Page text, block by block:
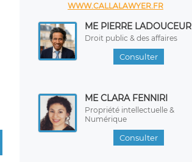
WWW.CALLALAWYER.FR
ME PIERRE LADOUCEUR
Droit public & des affaires
Consulter
ME CLARA FENNIRI
Propriété intellectuelle &
Numérique
Consulter